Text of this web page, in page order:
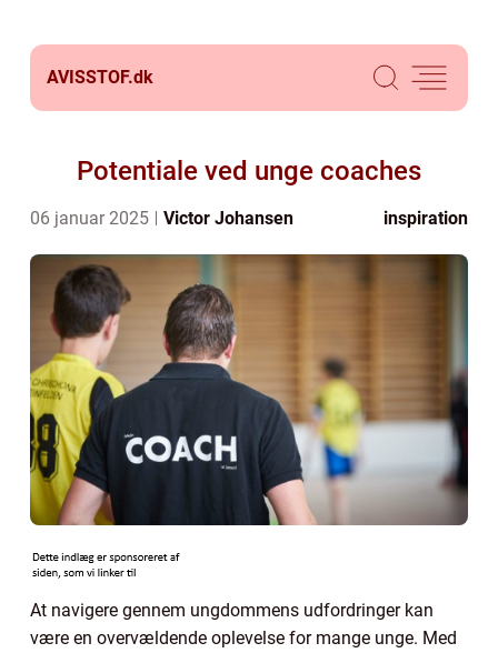
AVISSTOF.dk
Potentiale ved unge coaches
06 januar 2025 Victor Johansen inspiration
At navigere gennem ungdommens udfordringer kan
være en overvældende oplevelse for mange unge. Med